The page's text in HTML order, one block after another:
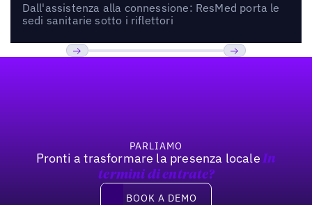
Dall'assistenza alla connessione: ResMed porta le
sedi sanitarie sotto i riflettori
PARLIAMO
Pronti a trasformare la presenza locale In
termini di entrate?
Book a demo
BOOK A DEMO